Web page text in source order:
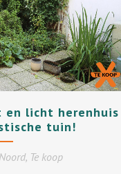
+
en licht herenhuis
tuin!
Te koop